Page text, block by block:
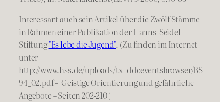
Interessant auch sein Artikel über die Zwölf Stämme
in Rahmen einer Publikation der Hanns-Seidel-
Stiftung"Es lebe die Jugend". (Zu finden im Internet
unter
http://www.hss.de/uploads/tx_ddceventsbrowser/BS-
94_02.pdf – Geistige Orientierung und gefährliche
Angebote – Seiten 202-210 )